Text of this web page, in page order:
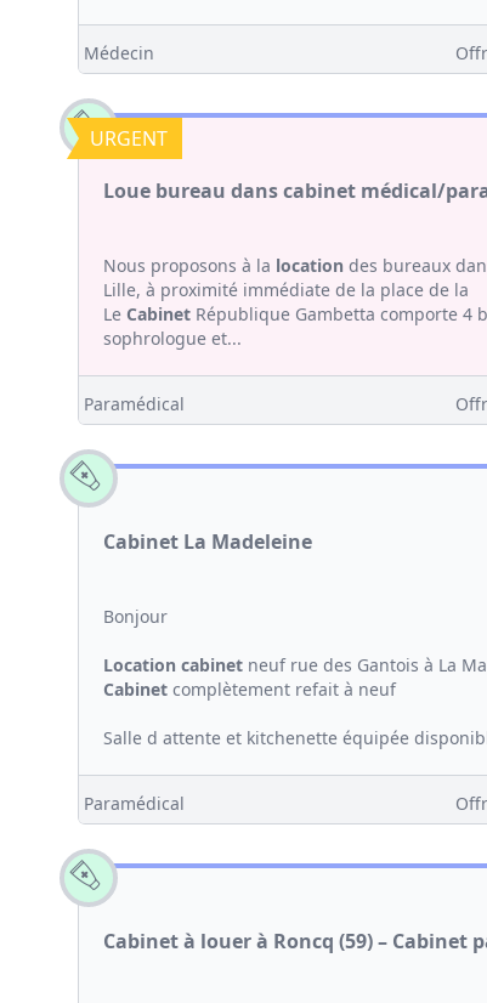
Médecin
URGENT
Loue bureau dans cabinet médical/
Nous proposons à la location des bureaux
Lille, à proximité immédiate de la place de la
Le Cabinet République Gambetta comporte 4
sophrologue et...
Paramédical
Cabinet La Madeleine
Bonjour
Location cabinet neuf rue des Gantois à La
Cabinet complètement refait à neuf
Salle d attente et kitchenette équipée
Paramédical
Cabinet à louer à Roncq (59) – Cabinet